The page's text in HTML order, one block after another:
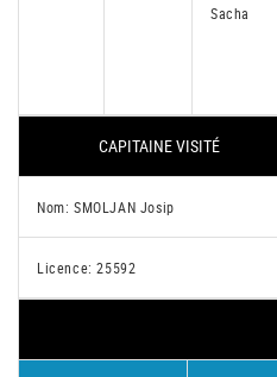
Sacha
CAPITAINE VISITÉ
Nom: SMOLJAN Josip
Licence: 25592